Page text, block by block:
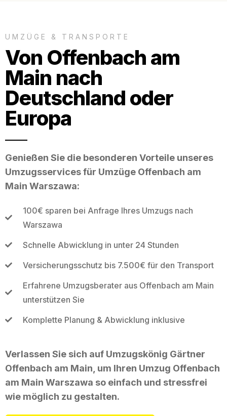
UMZÜGE & TRANSPORTE
Von Offenbach am
Main nach
Deutschland oder
Europa
Genießen Sie die besonderen Vorteile unseres
Umzugsservices für Umzüge Offenbach am
Main Warszawa:
100€ sparen bei Anfrage Ihres Umzugs nach
Warszawa
Schnelle Abwicklung in unter 24 Stunden
Versicherungsschutz bis 7.500€ für den Transport
Erfahrene Umzugsberater aus Offenbach am Main
unterstützen Sie
Komplette Planung & Abwicklung inklusive
Verlassen Sie sich auf Umzugskönig Gärtner
Offenbach am Main, um Ihren Umzug Offenbach
am Main Warszawa so einfach und stressfrei
wie möglich zu gestalten.